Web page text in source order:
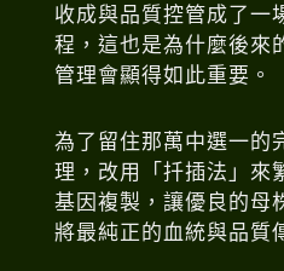
收成與品質控管成了一
程，這也是為什麼後來
管理會顯得如此重要。
為了留住那萬中選一的
理，改用「扦插法」來
基因複製，讓優良的母
將最純正的血統與品質